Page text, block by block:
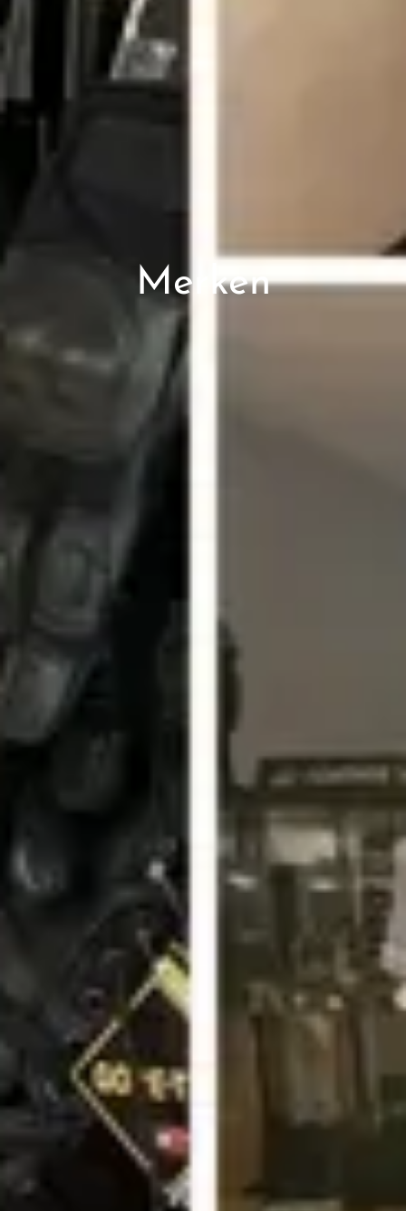
Merken